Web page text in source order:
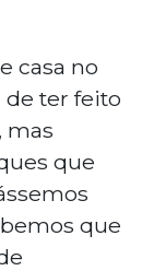
casa no
de ter feito
mas
que
que